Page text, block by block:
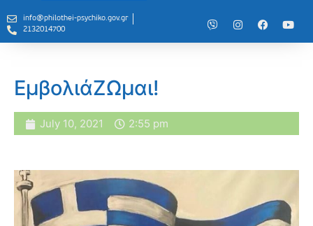
info@philothei-psychiko.gov.gr
2132014700
ΕμβολιάΖΩμαι!
July 10, 2021 2:55 pm